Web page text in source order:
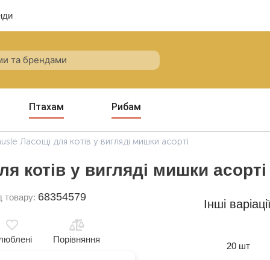
Птахам Рибам
Ласощі для котів у вигляді мишки асорті
котів у вигляді мишки асорті
товару: 68354579
Порівняння
Інші
20 шт